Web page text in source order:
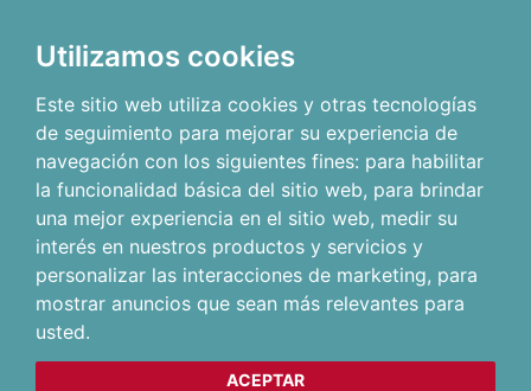
Utilizamos cookies
Este sitio web utiliza cookies y otras tecnologías
de seguimiento para mejorar su experiencia de
navegación con los siguientes fines: para habilitar
la funcionalidad básica del sitio web, para brindar
una mejor experiencia en el sitio web, medir su
interés en nuestros productos y servicios y
personalizar las interacciones de marketing, para
mostrar anuncios que sean más relevantes para
usted.
ACEPTAR